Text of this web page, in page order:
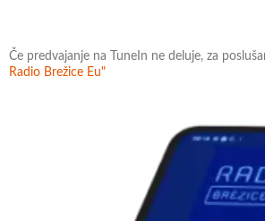
Če predvajanje na TuneIn ne deluje, za
Radio Brežice Eu"